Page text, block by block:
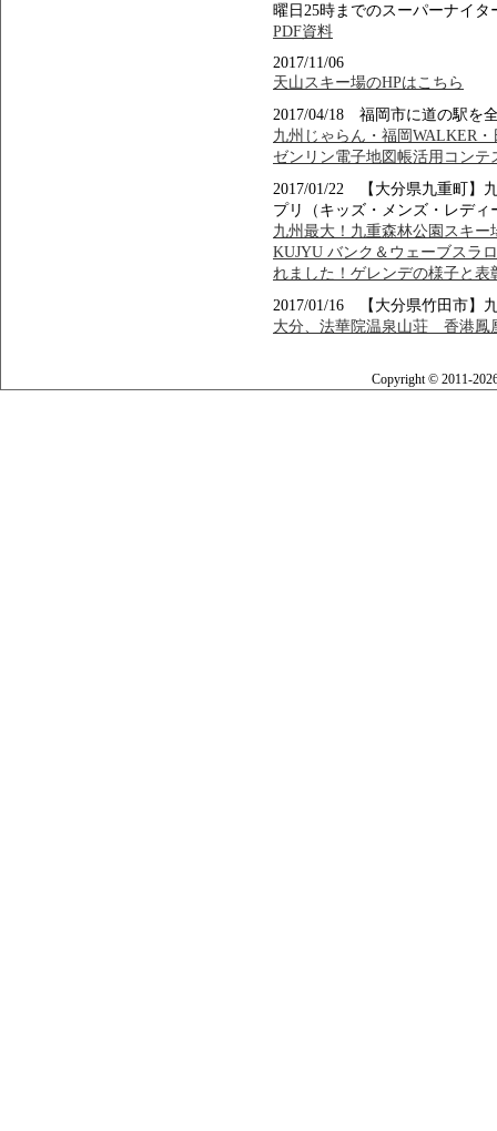
曜日25時までのスーパーナイ
PDF資料
2017/11/06
天山スキー場のHPはこちら
2017/04/18 福岡市に道の駅を
九州じゃらん・福岡WALKER
ゼンリン電子地図帳活用コン
2017/01/22 【大分県九重町】
プリ（キッズ・メンズ・レデ
九州最大！九重森林公園スキー
KUJYU バンク＆ウェーブスラ
れました！ゲレンデの様子と
2017/01/16 【大分県竹田市】
大分、法華院温泉山荘 香港鳳
Copyright © 2011-